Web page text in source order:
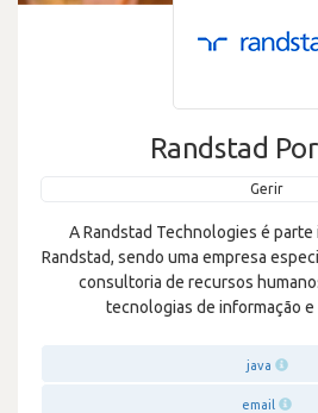
Randstad
Gerir
A Randstad Technologies é
Randstad, sendo uma empresa
consultoria de recursos
tecnologias de informação e
java
email